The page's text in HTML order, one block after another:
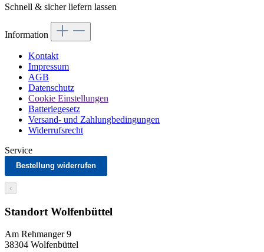
Schnell & sicher liefern lassen
Information
Kontakt
Impressum
AGB
Datenschutz
Cookie Einstellungen
Batteriegesetz
Versand- und Zahlungbedingungen
Widerrufsrecht
Service
Bestellung widerrufen
‹
Standort Wolfenbüttel
Am Rehmanger 9
38304 Wolfenbüttel